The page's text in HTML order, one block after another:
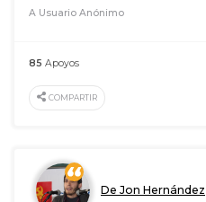
A Usuario Anónimo
85 Apoyos
COMPARTIR
De Jon Hernández